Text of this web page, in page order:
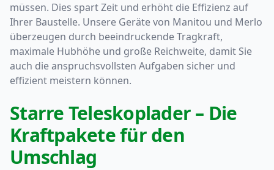
müssen. Dies spart Zeit und erhöht die Effizienz auf
Ihrer Baustelle. Unsere Geräte von Manitou und Merlo
überzeugen durch beeindruckende Tragkraft,
maximale Hubhöhe und große Reichweite, damit Sie
auch die anspruchsvollsten Aufgaben sicher und
effizient meistern können.
Starre Teleskoplader – Die
Kraftpakete für den
Umschlag